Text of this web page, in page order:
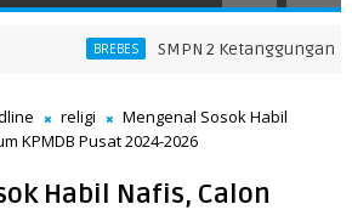
BREBES SMPN 2 Ketanggungan
religi
Mengenal Sosok Habil
KPMDB Pusat 2024-2026
Habil Nafis, Calon